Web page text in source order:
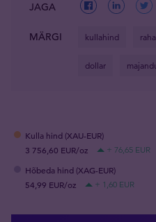
JAGA
MÄRGI kullahind
dollar
Kulla hind (XAU-EUR)
3 756,60 EUR/oz
+ 76,65 EUR
Hõbeda hind (XAG-EUR)
54,99 EUR/oz
+ 1,60 EUR